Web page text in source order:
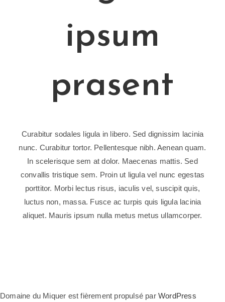
ipsum
prasent
Curabitur sodales ligula in libero. Sed dignissim lacinia
nunc. Curabitur tortor. Pellentesque nibh. Aenean quam.
In scelerisque sem at dolor. Maecenas mattis. Sed
convallis tristique sem. Proin ut ligula vel nunc egestas
porttitor. Morbi lectus risus, iaculis vel, suscipit quis,
luctus non, massa. Fusce ac turpis quis ligula lacinia
aliquet. Mauris ipsum nulla metus metus ullamcorper.
Domaine du Miquer est fièrement propulsé parWordPress